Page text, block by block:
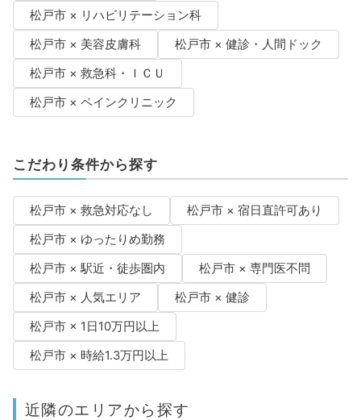
松戸市 × リハビリテーション科
松戸市 × 美容皮膚科
松戸市 × 健診・人間ドック
松戸市 × 救急科・ＩＣＵ
松戸市 × ペインクリニック
こだわり条件から探す
松戸市 × 救急対応なし
松戸市 × 宿日直許可あり
松戸市 × ゆったりめ勤務
松戸市 × 駅近・徒歩圏内
松戸市 × 専門医不問
松戸市 × 人気エリア
松戸市 × 健診
松戸市 × 1日10万円以上
松戸市 × 時給1.3万円以上
近隣のエリアから探す